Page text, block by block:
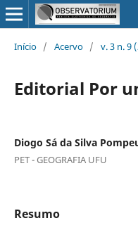
Início / Acervo / v. 3 n. 9
Editorial Por
Diogo Sá da Silva
PET - GEOGRAFIA UFU
Resumo